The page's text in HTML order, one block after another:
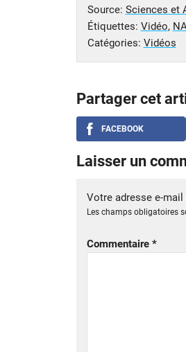
Source: Sciences et
Étiquettes: Vidéo,
Catégories: Vidéos
Partager cet
FACEBOOK
Laisser un
Votre adresse e-
Les champs obligatoires
Commentaire *